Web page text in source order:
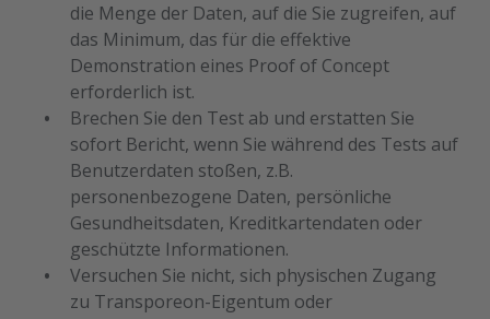
die Menge der Daten, auf die Sie zugreifen, auf
das Minimum, das für die effektive
Demonstration eines Proof of Concept
erforderlich ist.
Brechen Sie den Test ab und erstatten Sie
sofort Bericht, wenn Sie während des Tests auf
Benutzerdaten stoßen, z.B.
personenbezogene Daten, persönliche
Gesundheitsdaten, Kreditkartendaten oder
geschützte Informationen.
Versuchen Sie nicht, sich physischen Zugang
zu Transporeon-Eigentum oder